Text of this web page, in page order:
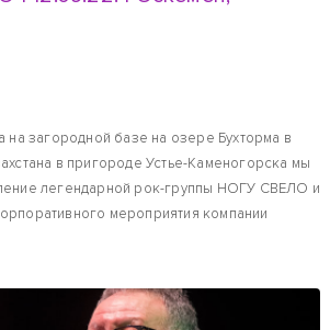
на загородной базе на озере Бухторма в
в пригороде Устье-Каменогорска мы
легендарной рок-группы НОГУ СВЕЛО и
мероприятия компании